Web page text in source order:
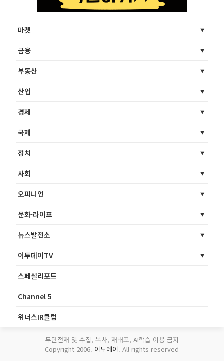
마켓
금융
부동산
산업
경제
국제
정치
사회
오피니언
문화·라이프
뉴스발전소
이투데이TV
스페셜리포트
Channel 5
위너스IR클럽
무단전재 및 수집, 복사, 재배포, AI학습 이용 금지
Copyright 2006. 이투데이. All rights reserved